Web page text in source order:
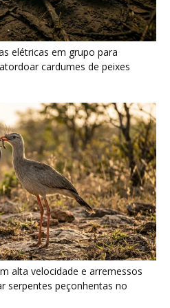
elétricas em grupo para
cardumes de peixes
alta velocidade e arremessos
serpentes peçonhentas no